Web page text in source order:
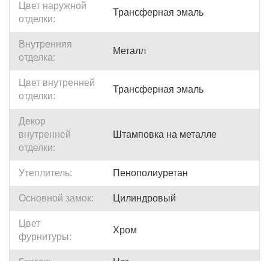
Цвет наружной
отделки:
Трансферная эмаль
Внутренняя
отделка:
Металл
Цвет внутренней
отделки:
Трансферная эмаль
Декор
внутренней
отделки:
Штамповка на металле
Утеплитель: Пенополиуретан
Основной замок: Цилиндровый
Цвет
фурнитуры:
Хром